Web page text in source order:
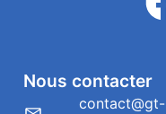
Nous contacter
contact@gt-